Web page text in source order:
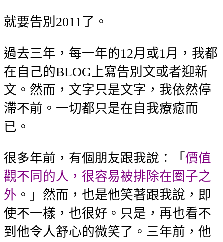
就要告別2011了。
過去三年，每一年的12月或1月，我都
在自己的BLOG上寫告別文或者迎新
文。然而，文字只是文字，我依然停
滯不前。一切都只是在自我療癒而
已。
很多年前，有個朋友跟我說：「 價值
觀不同的人，很容易被排除在圈子之
外 。」然而，也是他笑著跟我說，即
使不一樣，也很好。只是，再也看不
到他令人舒心的微笑了。三年前，他